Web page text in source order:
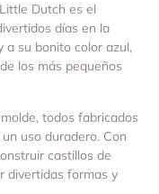
Dutch es el
días en la
a su bonito color azul,
los más pequeños
todos fabricados
uso duradero. Con
castillos de
divertidas formas y